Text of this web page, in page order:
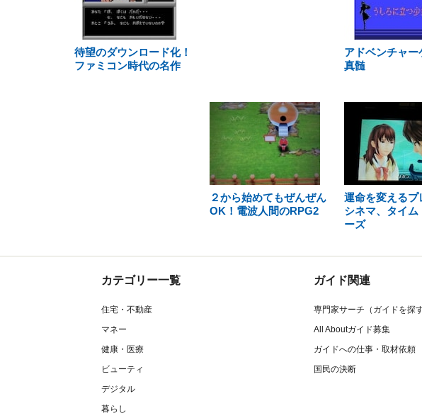
待望のダウンロード化！
ファミコン時代の名作
アドベンチャー
真髄
２から始めてもぜんぜん
OK！電波人間のRPG2
運命を変えるプ
シネマ、タイム
ーズ
カテゴリー一覧
住宅・不動産
マネー
健康・医療
ビューティ
デジタル
暮らし
ガイド関連
専門家サーチ（ガイドを探す
All Aboutガイド募集
ガイドへの仕事・取材依頼
国民の決断